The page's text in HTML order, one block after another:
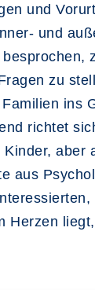
und
und
zu
ins
richtet
aber
aus
Herzen